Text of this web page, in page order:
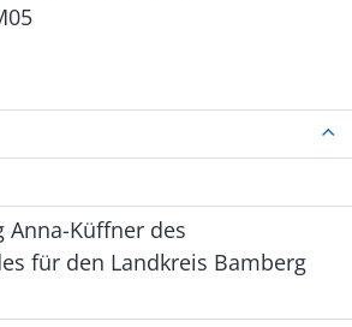
Anna-Küffner des
für den Landkreis Bamberg